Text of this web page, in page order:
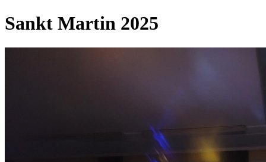
Sankt Martin 2025